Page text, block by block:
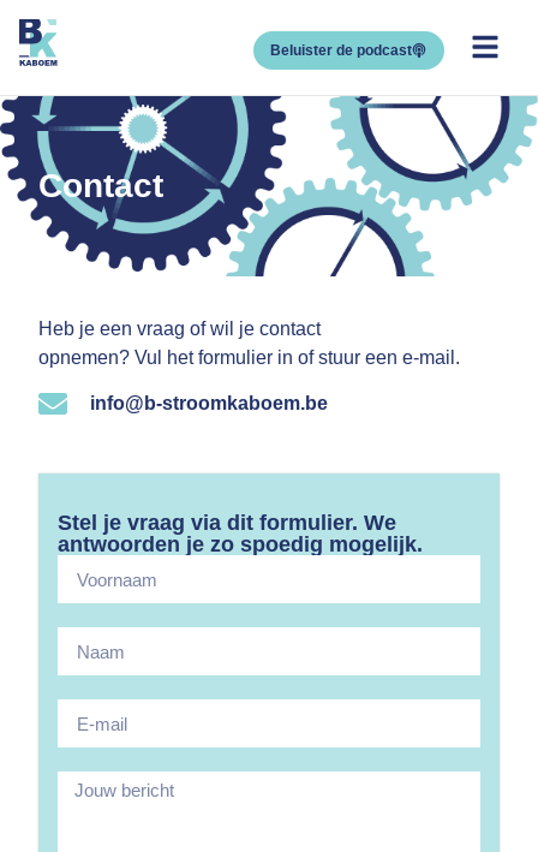
Beluister de podcast
Contact
Heb je een vraag of wil je contact
opnemen? Vul het formulier in of stuur een e-mail.
info@b-stroomkaboem.be
Stel je vraag via dit formulier. We
antwoorden je zo spoedig mogelijk.